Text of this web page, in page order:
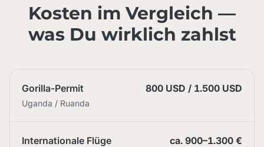
Kosten im Vergleich —
was Du wirklich zahlst
Gorilla-Permit
Uganda / Ruanda
800 USD / 1.500 USD
Internationale Flüge ca. 900–1.300 €